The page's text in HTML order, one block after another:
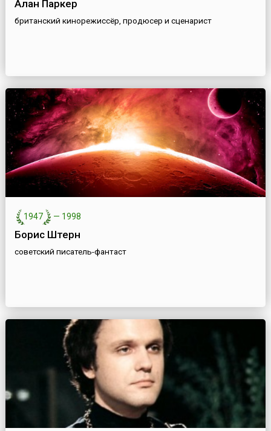
Алан Паркер
британский кинорежиссёр, продюсер и сценарист
1947 — 1998
Борис Штерн
советский писатель-фантаст